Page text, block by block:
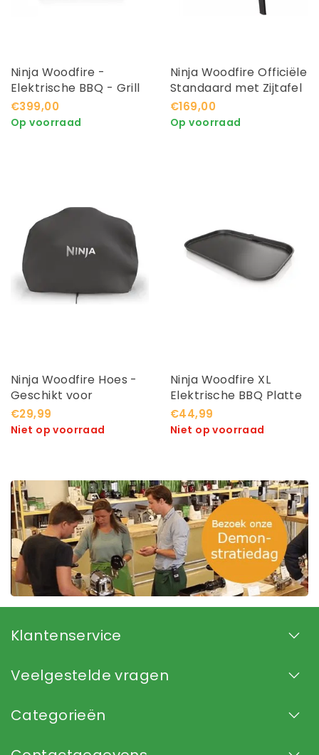
Ninja Woodfire -
Elektrische BBQ - Grill
en Smoker OG850EU
€399,00
Op voorraad
Ninja Woodfire Officiële
Standaard met Zijtafel
€169,00
Op voorraad
Ninja Woodfire Hoes -
Geschikt voor
OG850EU en OG901EU
€29,99
Niet op voorraad
Ninja Woodfire XL
Elektrische BBQ Platte
Plaat - Geschikt voor
OG850EU en OG901EU
€44,99
Niet op voorraad
Klantenservice
Veelgestelde vragen
Categorieën